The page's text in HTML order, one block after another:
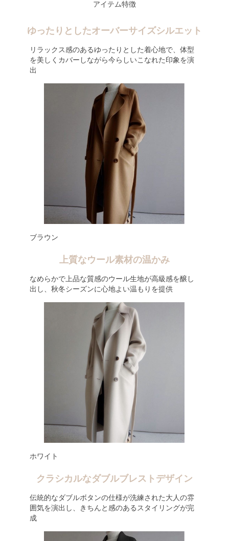
アイテム特徴
ゆったりとしたオーバーサイズシルエット
リラックス感のあるゆったりとした着心地で、体型
を美しくカバーしながら今らしいこなれた印象を演
出
ブラウン
上質なウール素材の温かみ
なめらかで上品な質感のウール生地が高級感を醸し
出し、秋冬シーズンに心地よい温もりを提供
ホワイト
クラシカルなダブルブレストデザイン
伝統的なダブルボタンの仕様が洗練された大人の雰
囲気を演出し、きちんと感のあるスタイリングが完
成